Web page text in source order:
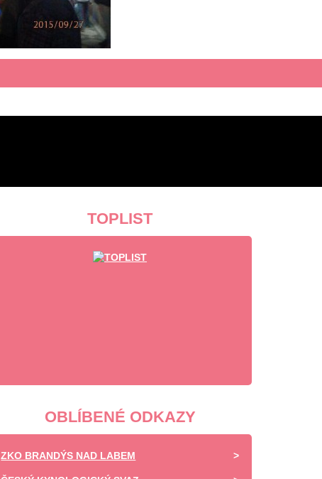
TOPLIST
OBLÍBENÉ ODKAZY
ZKO BRANDÝS NAD LABEM